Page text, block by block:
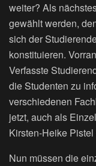
weiter? Als
gewählt werden,
sich der
konstituieren.
Verfasste
die Studenten zu
verschiedenen
jetzt, auch als
Kirsten-Heike
Nun müssen die